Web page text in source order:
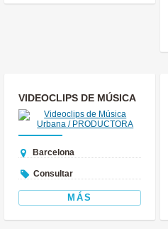
VIDEOCLIPS DE MÚSICA
URBANA /
PRODUCTORA
Barcelona
Consultar
MÁS